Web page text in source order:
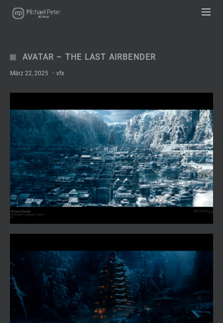
AVATAR – THE LAST AIRBENDER
März 22, 2025 · vfx